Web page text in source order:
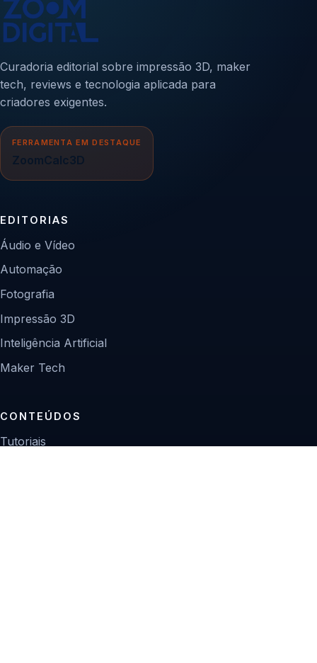
Curadoria editorial sobre impressão 3D, maker
tech, reviews e tecnologia aplicada para
criadores exigentes.
FERRAMENTA EM DESTAQUE
ZoomCalc3D
EDITORIAS
Áudio e Vídeo
Automação
Fotografia
Impressão 3D
Inteligência Artificial
Maker Tech
CONTEÚDOS
Tutoriais